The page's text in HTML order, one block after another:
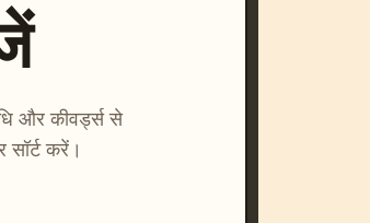
और कीवर्ड्स से
सॉर्ट करें।